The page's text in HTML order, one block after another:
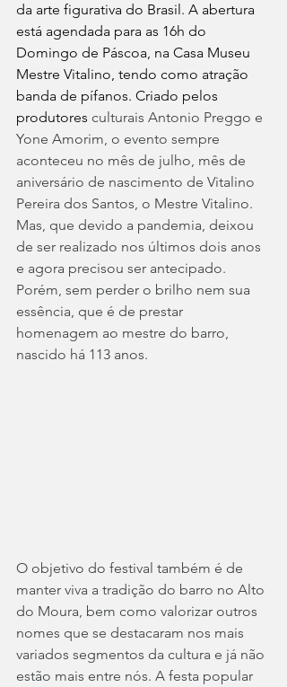
da arte figurativa do Brasil. A abertura
está agendada para as 16h do
Domingo de Páscoa, na Casa Museu
Mestre Vitalino, tendo como atração
banda de pífanos. Criado pelos
produtores culturais Antonio Preggo e
Yone Amorim, o evento sempre
aconteceu no mês de julho, mês de
aniversário de nascimento de Vitalino
Pereira dos Santos, o Mestre Vitalino.
Mas, que devido a pandemia, deixou
de ser realizado nos últimos dois anos
e agora precisou ser antecipado.
Porém, sem perder o brilho nem sua
essência, que é de prestar
homenagem ao mestre do barro,
nascido há 113 anos.
O objetivo do festival também é de
manter viva a tradição do barro no Alto
do Moura, bem como valorizar outros
nomes que se destacaram nos mais
variados segmentos da cultura e já não
estão mais entre nós. A festa popular